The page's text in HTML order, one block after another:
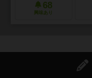
68
興味あり